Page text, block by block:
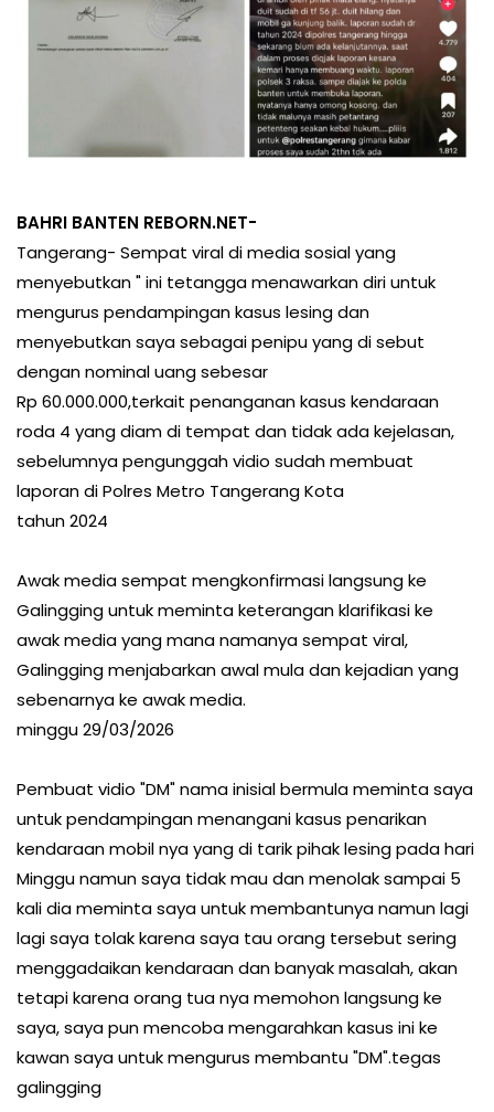
BAHRI BANTEN REBORN.NET-
Tangerang- Sempat viral di media sosial yang
menyebutkan " ini tetangga menawarkan diri untuk
mengurus pendampingan kasus lesing dan
menyebutkan saya sebagai penipu yang di sebut
dengan nominal uang sebesar
Rp 60.000.000,terkait penanganan kasus kendaraan
roda 4 yang diam di tempat dan tidak ada kejelasan,
sebelumnya pengunggah vidio sudah membuat
laporan di Polres Metro Tangerang Kota
tahun 2024
Awak media sempat mengkonfirmasi langsung ke
Galingging untuk meminta keterangan klarifikasi ke
awak media yang mana namanya sempat viral,
Galingging menjabarkan awal mula dan kejadian yang
sebenarnya ke awak media.
minggu 29/03/2026
Pembuat vidio "DM" nama inisial bermula meminta saya
untuk pendampingan menangani kasus penarikan
kendaraan mobil nya yang di tarik pihak lesing pada hari
Minggu namun saya tidak mau dan menolak sampai 5
kali dia meminta saya untuk membantunya namun lagi
lagi saya tolak karena saya tau orang tersebut sering
menggadaikan kendaraan dan banyak masalah, akan
tetapi karena orang tua nya memohon langsung ke
saya, saya pun mencoba mengarahkan kasus ini ke
kawan saya untuk mengurus membantu "DM".tegas
galingging